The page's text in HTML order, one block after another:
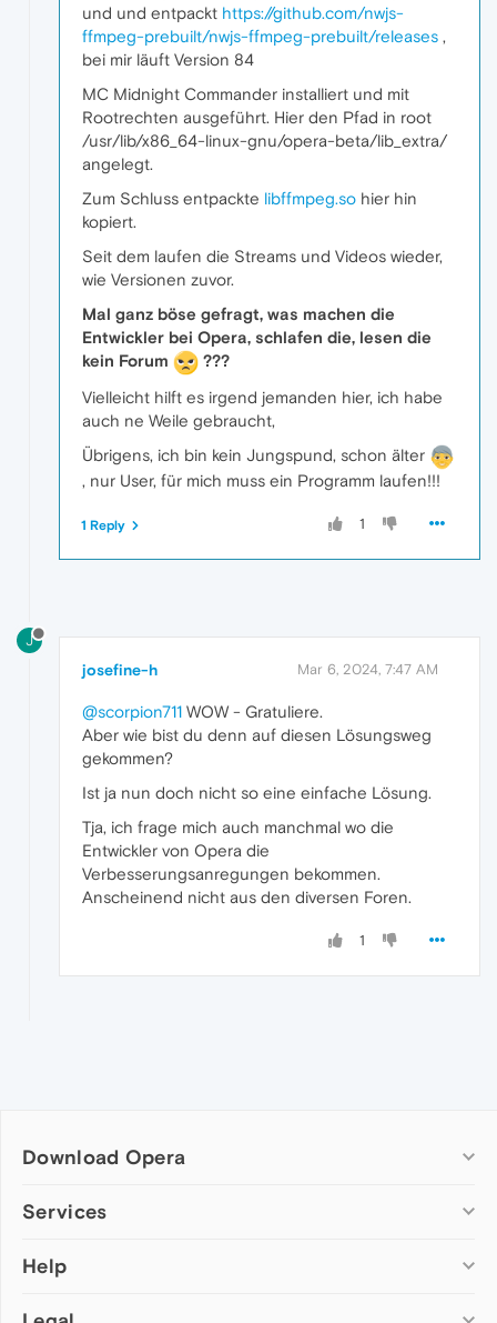
und und entpackt https://github.com/nwjs-
ffmpeg-prebuilt/nwjs-ffmpeg-prebuilt/releases ,
bei mir läuft Version 84
MC Midnight Commander installiert und mit
Rootrechten ausgeführt. Hier den Pfad in root
/usr/lib/x86_64-linux-gnu/opera-beta/lib_extra/
angelegt.
Zum Schluss entpackte libffmpeg.so hier hin
kopiert.
Seit dem laufen die Streams und Videos wieder,
wie Versionen zuvor.
Mal ganz böse gefragt, was machen die
Entwickler bei Opera, schlafen die, lesen die
kein Forum
???
Vielleicht hilft es irgend jemanden hier, ich habe
auch ne Weile gebraucht,
Übrigens, ich bin kein Jungspund, schon älter
, nur User, für mich muss ein Programm laufen!!!
1
1 Reply
J
josefine-h Mar 6, 2024, 7:47 AM
@scorpion711 WOW - Gratuliere.
Aber wie bist du denn auf diesen Lösungsweg
gekommen?
Ist ja nun doch nicht so eine einfache Lösung.
Tja, ich frage mich auch manchmal wo die
Entwickler von Opera die
Verbesserungsanregungen bekommen.
Anscheinend nicht aus den diversen Foren.
1
Download Opera
Computer browsers
Opera for Mac
Services
Add-ons
Wallpapers
Help
Help & support